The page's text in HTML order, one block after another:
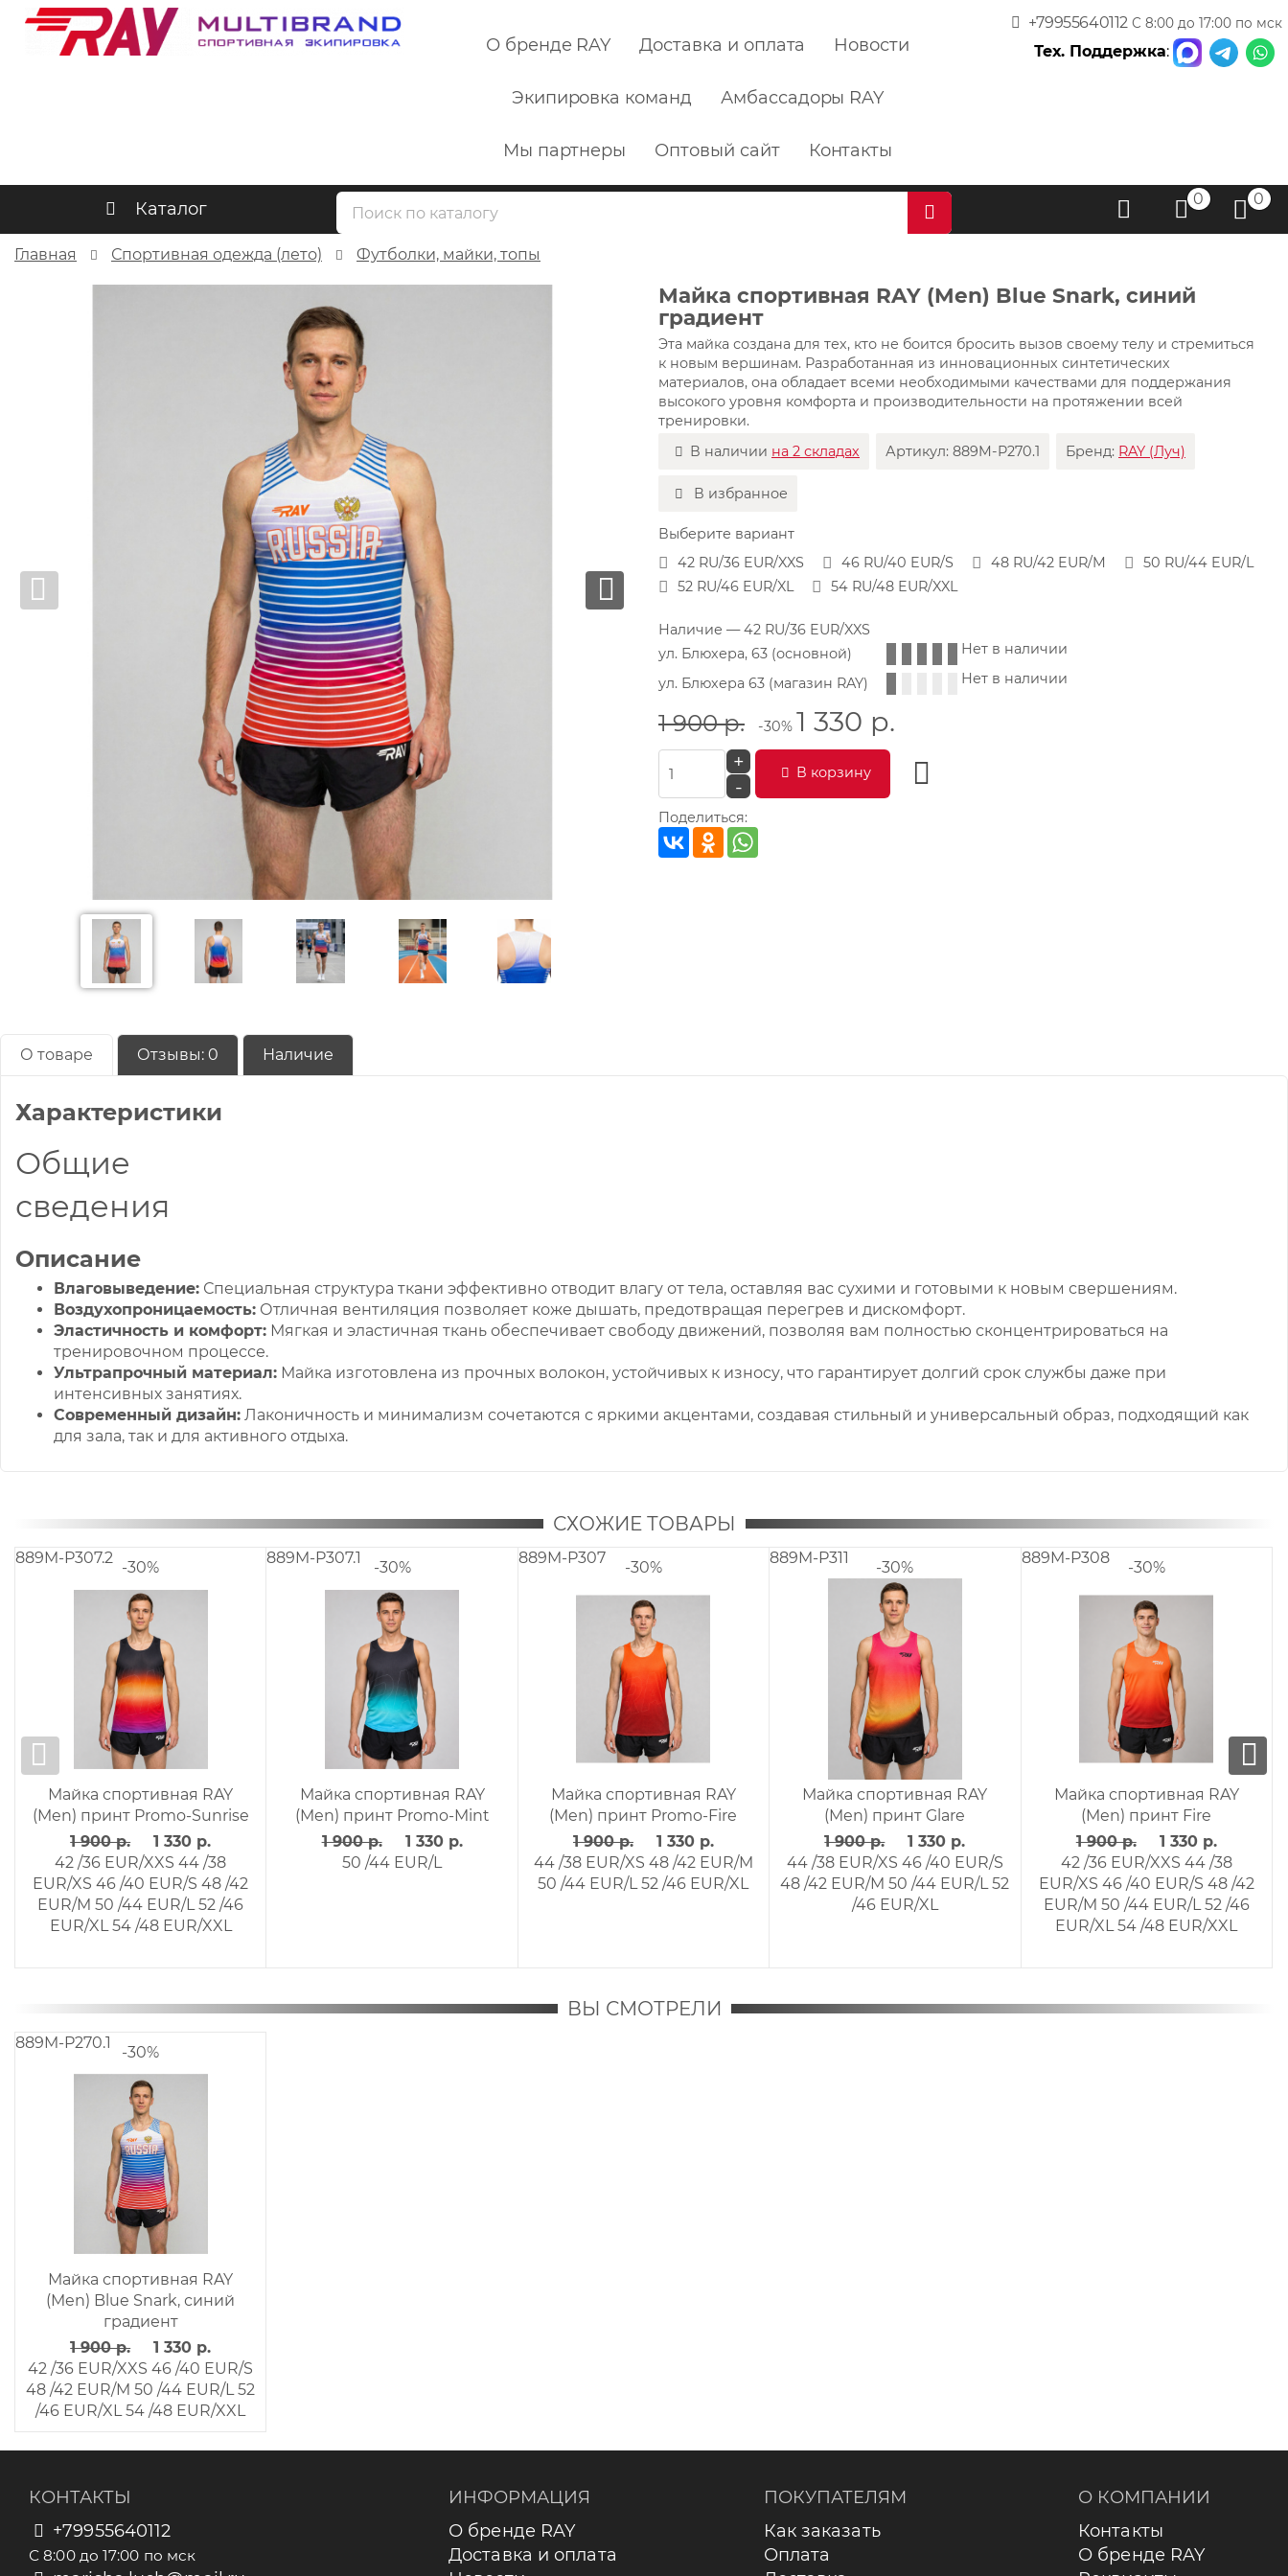
О бренде RAY Доставка и оплата Новости
Экипировка команд Амбассадоры RAY
Мы партнеры Оптовый сайт Контакты
+79955640112 С 8:00 до 17:00 по мск
Тех. Поддержка:
Каталог 0 0
Главная Спортивная одежда (лето) Футболки, майки, топы
Майка спортивная RAY (Men) Blue Snark, синий
градиент
Эта майка создана для тех, кто не боится бросить вызов своему телу и стремиться
к новым вершинам. Разработанная из инновационных синтетических
материалов, она обладает всеми необходимыми качествами для поддержания
высокого уровня комфорта и производительности на протяжении всей
тренировки.
В наличии на 2 складах Артикул:889M-P270.1 Бренд: RAY (Луч)
В избранное
Выберите вариант
42 RU/36 EUR/XXS
46 RU/40 EUR/S 48 RU/42 EUR/M
50 RU/44 EUR/L
52 RU/46 EUR/XL
54 RU/48 EUR/XXL
Наличие — 42 RU/36 EUR/XXS
ул. Блюхера, 63 (основной)
Нет в наличии
ул. Блюхера 63 (магазин RAY)
Нет в наличии
1 900 р. -30% 1 330 р.
+
-
В корзину
Поделиться:
О товаре Отзывы: 0 Наличие
Характеристики
Общие
сведения
Описание
Влаговыведение: Специальная структура ткани эффективно отводит влагу от тела, оставляя вас сухими и готовыми к новым свершениям.
Воздухопроницаемость: Отличная вентиляция позволяет коже дышать, предотвращая перегрев и дискомфорт.
Эластичность и комфорт: Мягкая и эластичная ткань обеспечивает свободу движений, позволяя вам полностью сконцентрироваться на
тренировочном процессе.
Ультрапрочный материал: Майка изготовлена из прочных волокон, устойчивых к износу, что гарантирует долгий срок службы даже при
интенсивных занятиях.
Современный дизайн: Лаконичность и минимализм сочетаются с яркими акцентами, создавая стильный и универсальный образ, подходящий как
для зала, так и для активного отдыха.
СХОЖИЕ ТОВАРЫ
-30%
спортивная RAY
принт Glare
1 330 р.
XS 46 /40 EUR/S
M 50 /44 EUR/L 52
/46 EUR/XL
889M-P308
-30%
Майка спортивная RAY
(Men) принт Fire
1 330 р.
42 /36 EUR/XXS 44 /38
EUR/XS
EUR/M
EUR/XL
889M-P305.3
-30%
Майка спортивная RAY
(Men) принт "Ice-blue"
1 330 р.
42 /36 EUR/XXS 50 /44 EUR/L
52 /46 EUR/XL 54 /48 EUR/XXL
889M-P305.1
-30%
Майка спортивная RAY
(Men) принт "Ice-purple"
1 330 р.
40 /34 EUR/XXXS 42 /36
EUR/XXS 44 /38 EUR/XS 46
48 /42 EUR/M 50
889M-P306.3
-30%
Майка спортивная RAY
(Men) принт "Волны-3"
1 330 р.
42 /36 EUR/XXS 44 /38
EUR/XS
46 /40 EUR/S 50 /44
EUR/L
Майка
EUR/XS
ВЫ СМОТРЕЛИ
889M-P270.1
-30%
Майка спортивная RAY
(Men) Blue Snark, синий
градиент
1 900 р.
1 330 р.
42 /36 EUR/XXS 46 /40 EUR/S
48 /42 EUR/M 50 /44 EUR/L 52
/46 EUR/XL 54 /48 EUR/XXL
КОНТАКТЫ
+79955640112
С 8:00 до 17:00 по мск
ИНФОРМАЦИЯ
О бренде RAY
Доставка и оплата
ПОКУПАТЕЛЯМ
Как заказать
Оплата
О КОМПАНИИ
Контакты
О бренде RAY